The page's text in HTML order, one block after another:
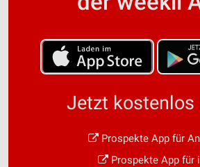
Jetzt kostenlos
Prospekte App für
Prospekte App für